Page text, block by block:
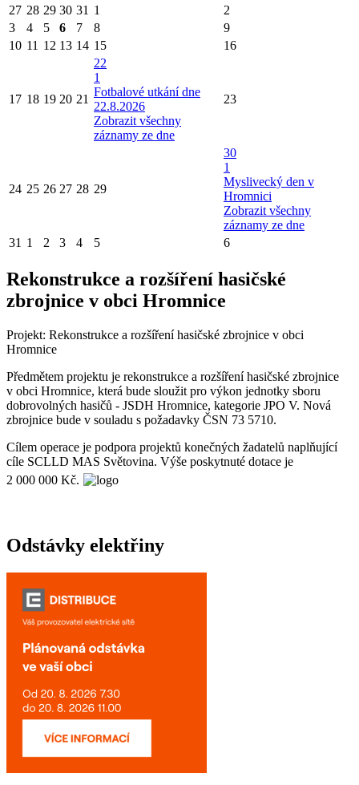
27 28 29 30 31 1
2
3
4 5 6 7 8
9
10 11 12 13 14 15 16
17 18 19 20 21
22
1
Fotbalové utkání dne
22.8.2026
Zobrazit všechny
záznamy ze dne
23
24 25 26 27 28 29
30
1
Myslivecký den v
Hromnici
Zobrazit všechny
záznamy ze dne
31 1 2 3 4 5 6
Rekonstrukce a rozšíření hasičské
zbrojnice v obci Hromnice
Projekt: Rekonstrukce a rozšíření hasičské zbrojnice v obci
Hromnice
Předmětem projektu je rekonstrukce a rozšíření hasičské zbrojnice
v obci Hromnice, která bude sloužit pro výkon jednotky sboru
dobrovolných hasičů - JSDH Hromnice, kategorie JPO V. Nová
zbrojnice bude v souladu s požadavky ČSN 73 5710.
Cílem operace je podpora projektů konečných žadatelů naplňující
cíle SCLLD MAS Světovina. Výše poskytnuté dotace je
2 000 000 Kč.
Odstávky elektřiny